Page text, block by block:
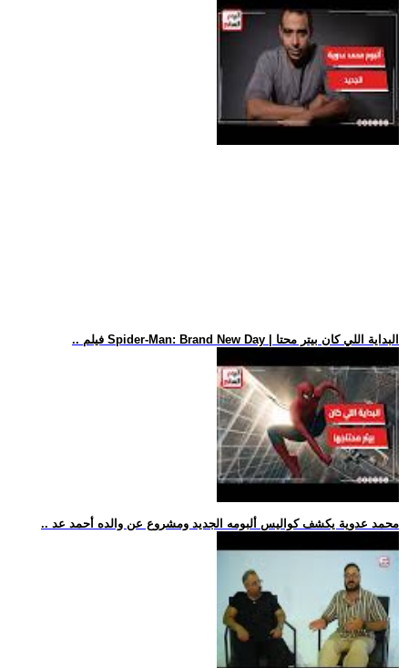
.. فيلم Spider-Man: Brand New Day | البداية اللي كان بيتر محتا
.. محمد عدوية يكشف كواليس ألبومه الجديد ومشروع عن والده أحمد عد